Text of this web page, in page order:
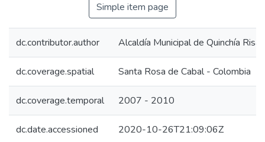
Simple item page
dc.contributor.author Alcaldía Municipal de Quinchía
dc.coverage.spatial Santa Rosa de Cabal - Colombia
dc.coverage.temporal 2007 - 2010
dc.date.accessioned 2020-10-26T21:09:06Z